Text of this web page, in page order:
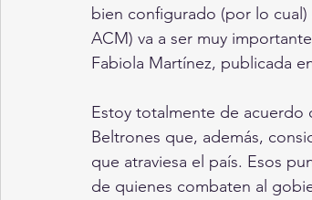
bien configurado (por lo
ACM) va a ser muy
Fabiola Martínez, publicada
Estoy totalmente de acuerdo
Beltrones que, además,
que atraviesa el país. Esos
de quienes combaten al